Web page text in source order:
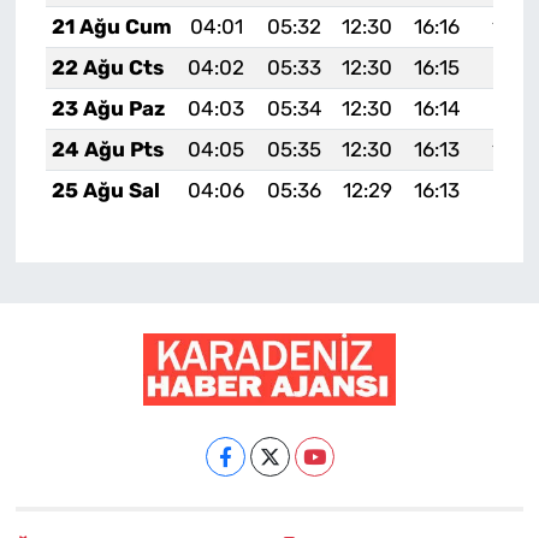
21 Ağu Cum
04:01 05:32 12:30 16:16
19:18
22 Ağu Cts
04:02 05:33 12:30 16:15
23 Ağu Paz
04:03 05:34 12:30 16:14
24 Ağu Pts
04:05 05:35 12:30 16:13
19:14
25 Ağu Sal
04:06 05:36 12:29 16:13